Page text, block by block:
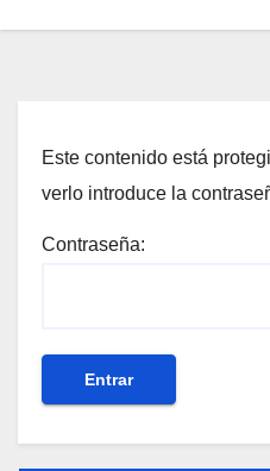
Este contenido está
verlo introduce la
Contraseña: